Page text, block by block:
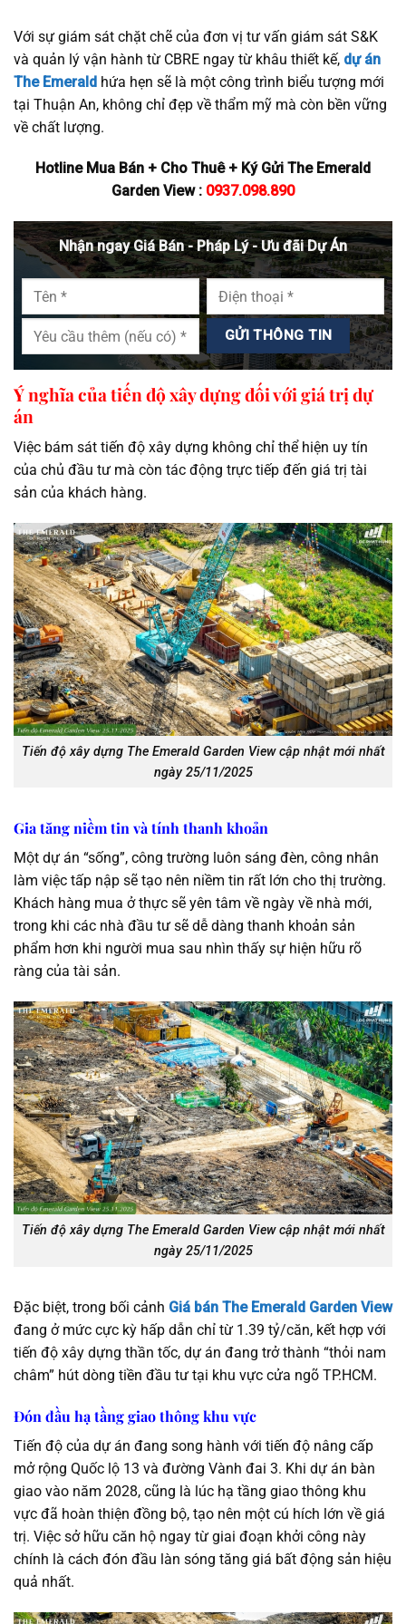
Với sự giám sát chặt chẽ của đơn vị tư vấn giám sát S&K
và quản lý vận hành từ CBRE ngay từ khâu thiết kế, dự án
The Emerald hứa hẹn sẽ là một công trình biểu tượng mới
tại Thuận An, không chỉ đẹp về thẩm mỹ mà còn bền vững
về chất lượng.
Hotline Mua Bán + Cho Thuê + Ký Gửi The Emerald
Garden View : 0937.098.890
Nhận ngay Giá Bán - Pháp Lý - Ưu đãi Dự Án
Ý nghĩa của tiến độ xây dựng đối với giá trị dự
án
Việc bám sát tiến độ xây dựng không chỉ thể hiện uy tín
của chủ đầu tư mà còn tác động trực tiếp đến giá trị tài
sản của khách hàng.
Tiến độ xây dựng The Emerald Garden View cập nhật mới nhất
ngày 25/11/2025
Gia tăng niềm tin và tính thanh khoản
Một dự án “sống”, công trường luôn sáng đèn, công nhân
làm việc tấp nập sẽ tạo nên niềm tin rất lớn cho thị trường.
Khách hàng mua ở thực sẽ yên tâm về ngày về nhà mới,
trong khi các nhà đầu tư sẽ dễ dàng thanh khoản sản
phẩm hơn khi người mua sau nhìn thấy sự hiện hữu rõ
ràng của tài sản.
Tiến độ xây dựng The Emerald Garden View cập nhật mới nhất
ngày 25/11/2025
Đặc biệt, trong bối cảnh Giá bán The Emerald Garden View
đang ở mức cực kỳ hấp dẫn chỉ từ 1.39 tỷ/căn, kết hợp với
tiến độ xây dựng thần tốc, dự án đang trở thành “thỏi nam
châm” hút dòng tiền đầu tư tại khu vực cửa ngõ TP.HCM.
Đón đầu hạ tầng giao thông khu vực
Tiến độ của dự án đang song hành với tiến độ nâng cấp
mở rộng Quốc lộ 13 và đường Vành đai 3. Khi dự án bàn
giao vào năm 2028, cũng là lúc hạ tầng giao thông khu
vực đã hoàn thiện đồng bộ, tạo nên một cú hích lớn về giá
trị. Việc sở hữu căn hộ ngay từ giai đoạn khởi công này
chính là cách đón đầu làn sóng tăng giá bất động sản hiệu
quả nhất.